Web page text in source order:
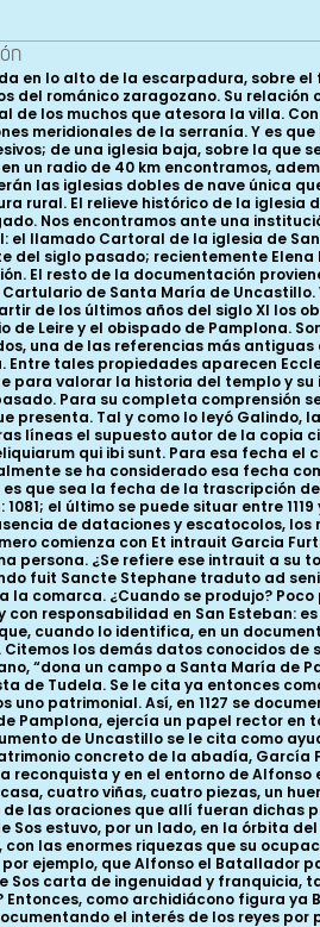
articulado a partir de la construcción de dos iglesias en pisos sucesivos; de una iglesia baja, sobre la que se asienta la iglesia superior. Esta tipología arquitectónica tiene un enorme eco a ambos lados de la frontera navarro-aragonesa. De hecho, en un radio de 40 km encontramos, además de Sos, otras dos iglesias dobles con tres naves: San Salvador de Leire y San Salvador de Murillo de Gállego; más frecuentes todavía serán las iglesias dobles de nave única que desde Loarre a San Martín de Unx o El Salvador de Gallipienzo irán simplificando el modelo hasta diluirlo en el ámbito de la arquitectura rural. El relieve histórico de la iglesia de San Esteban queda perfectamente demostrado a partir de la colección de documentos medievales que de una u otra forma nos ha legado. Nos encontramos ante una institución religiosa que tuvo un especial protagonismo entre los siglos XI y XIII. Buena parte del corpus documental proviene del archivo parroquial: el llamado Cartoral de la iglesia de San Esteban es el que recoge los documentos más antiguos, hasta aproximadamente 1129. Fue publicado por Galindo Romeo en los años veinte del siglo pasado; recientemente Elena Piedrafita ha transcrito el resto de instrumentos parroquiales de los siglos XII y XIII, y ha reconstruido la historia patrimonial de la institución. El resto de la documentación proviene, entre otros, de los archivos reales de Aragón y Navarra, del diocesano de Pamplona, del archivo del cercano monasterio de Leire y del Cartulario de Santa María de Uncastillo. Veamos detenidamente qué datos seguros podemos obtener de este rico corpus documental. Por la iglesia de Sos sostuvieron litigio, a partir de los últimos años del siglo XI los obispados de Pamplona y Jaca-Huesca. Al parecer sus diezmos eran percibidos, desde la fundación de la iglesia, por el monasterio de Leire y el obispado de Pamplona. Son numerosos los documentos que, falsos, interpolados o verdaderos, confirman tal vinculación. De entre los instrumentos conservados, una de las referencias más antiguas a la iglesia de Sos aparece en uno de estos documentos: en 1087, Sancho Ramírez confirma las propiedades del obispado de Pamplona. Entre tales propiedades aparecen Ecclesias etiam de Sos. En el Cartoral, en la actualidad perdido, hay referencias anteriores en el tiempo.